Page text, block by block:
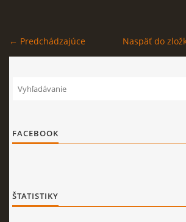
← Predchádzajúce Naspäť do
FACEBOOK
ŠTATISTIKY